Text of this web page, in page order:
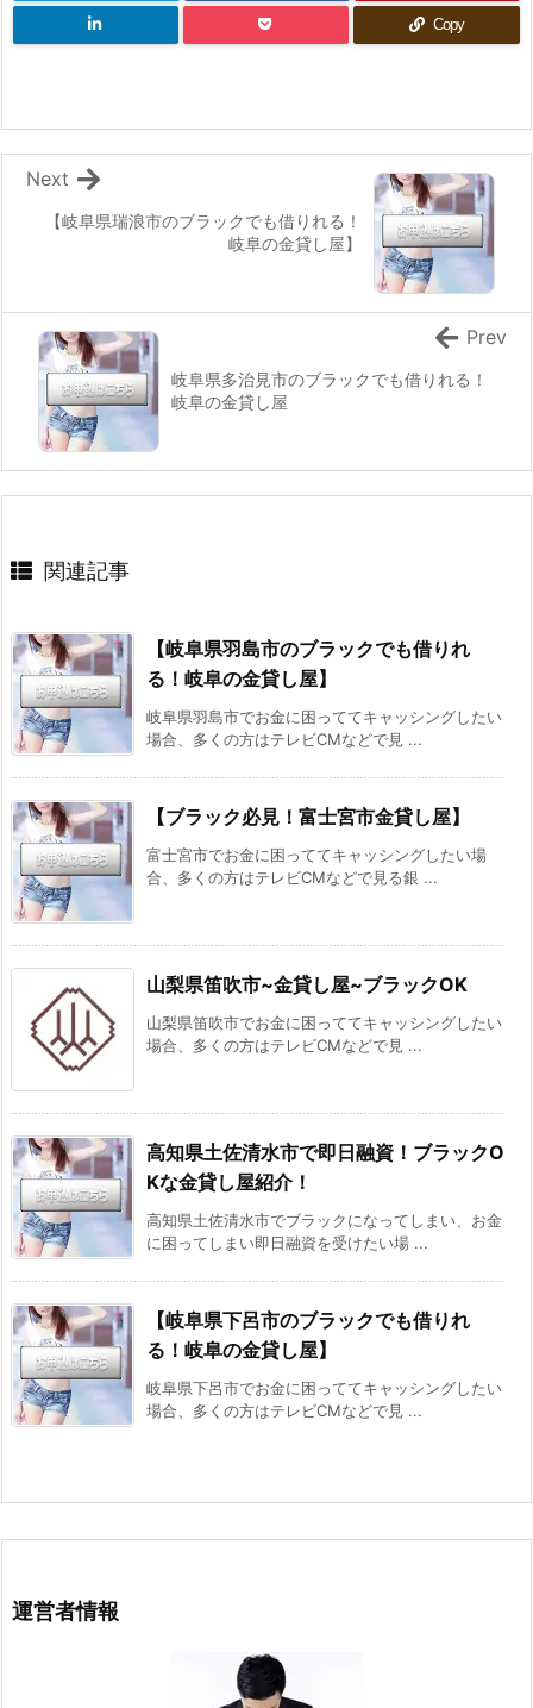
Copy
【岐阜県瑞浪市のブラックでも借りれる！
岐阜の金貸し屋】
Next
岐阜県多治見市のブラックでも借りれる！
岐阜の金貸し屋
Prev
関連記事
【岐阜県羽島市のブラックでも借りれ
る！岐阜の金貸し屋】
岐阜県羽島市でお金に困っててキャッシングしたい
場合、多くの方はテレビCMなどで見 ...
【ブラック必見！富士宮市金貸し屋】
富士宮市でお金に困っててキャッシングしたい場
合、多くの方はテレビCMなどで見る銀 ...
山梨県笛吹市~金貸し屋~ブラックOK
山梨県笛吹市でお金に困っててキャッシングしたい
場合、多くの方はテレビCMなどで見 ...
高知県土佐清水市で即日融資！ブラックO
Kな金貸し屋紹介！
高知県土佐清水市でブラックになってしまい、お金
に困ってしまい即日融資を受けたい場 ...
【岐阜県下呂市のブラックでも借りれ
る！岐阜の金貸し屋】
岐阜県下呂市でお金に困っててキャッシングしたい
場合、多くの方はテレビCMなどで見 ...
運営者情報